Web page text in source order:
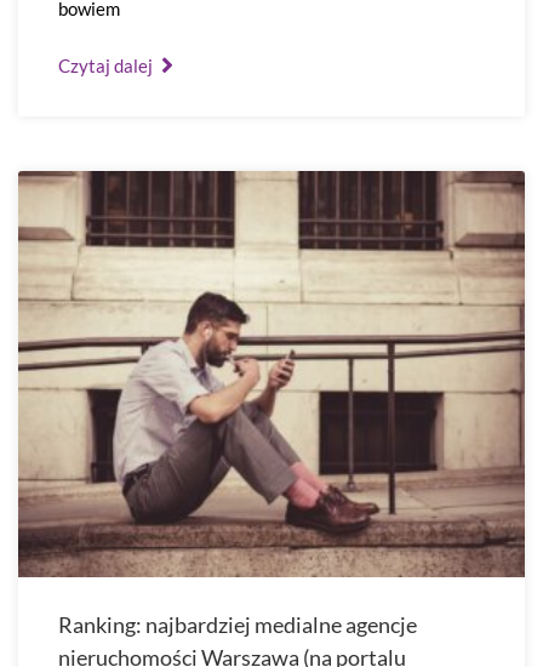
bowiem
Czytaj dalej
Ranking: najbardziej medialne agencje
nieruchomości Warszawa (na portalu